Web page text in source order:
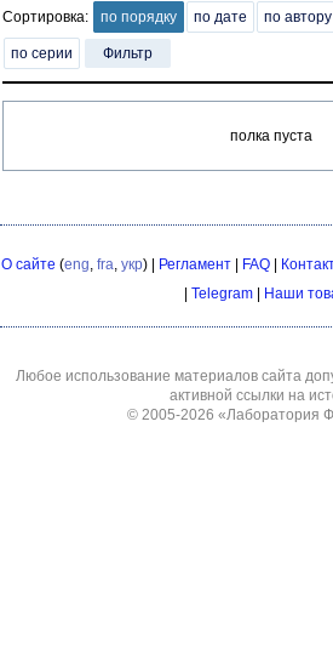
Сортировка: по порядку по дате по автору
по серии Фильтр
полка пуста
О сайте (eng, fra, укр) | Регламент| FAQ|
Telegram Наши
Любое использование материалов сайта
активной ссылки на
© 2005-2026 «Лаборатория